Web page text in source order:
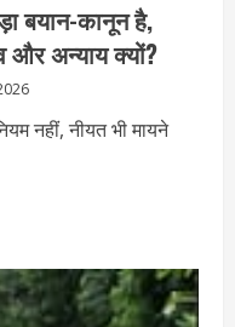
बयान-कानून है,
और अन्याय क्यों?
नहीं, नीयत भी मायने